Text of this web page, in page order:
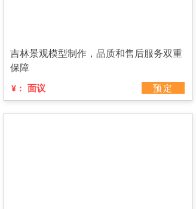
吉林景观模型制作，品质和售后服务双重
保障
¥： 面议 预定